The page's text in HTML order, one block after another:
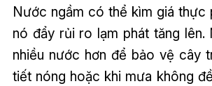
Nước ngầm có thể kìm giá thực
nó đẩy rủi ro lạm phát tăng lên.
nhiều nước hơn để bảo vệ cây
tiết nóng hoặc khi mưa không